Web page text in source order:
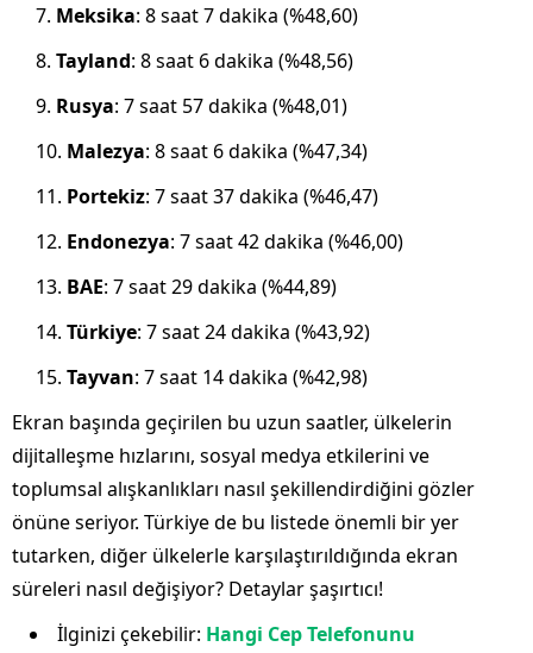
Meksika: 8 saat 7 dakika (%48,60)
Tayland: 8 saat 6 dakika (%48,56)
Rusya: 7 saat 57 dakika (%48,01)
Malezya: 8 saat 6 dakika (%47,34)
Portekiz: 7 saat 37 dakika (%46,47)
Endonezya: 7 saat 42 dakika (%46,00)
BAE: 7 saat 29 dakika (%44,89)
Türkiye: 7 saat 24 dakika (%43,92)
Tayvan: 7 saat 14 dakika (%42,98)
Ekran başında geçirilen bu uzun saatler, ülkelerin
dijitalleşme hızlarını, sosyal medya etkilerini ve
toplumsal alışkanlıkları nasıl şekillendirdiğini gözler
önüne seriyor. Türkiye de bu listede önemli bir yer
tutarken, diğer ülkelerle karşılaştırıldığında ekran
süreleri nasıl değişiyor? Detaylar şaşırtıcı!
İlginizi çekebilir: Hangi Cep Telefonunu